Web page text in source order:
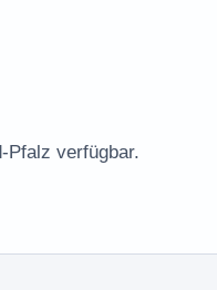
Pfalz verfügbar.